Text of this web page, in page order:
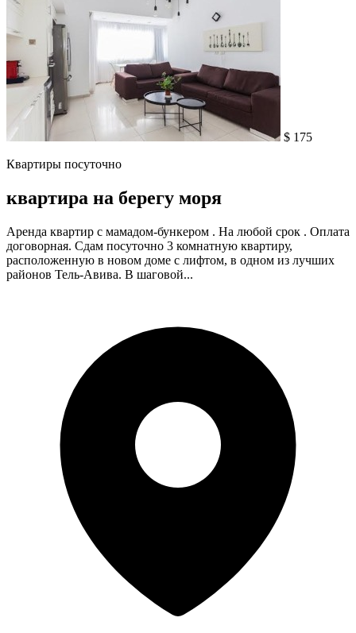
$ 175
Квартиры посуточно
квартира на берегу моря
Аренда квартир с мамадом-бункером . На любой срок . Оплата
договорная. Сдам посуточно 3 комнатную квартиру,
расположенную в новом доме с лифтом, в одном из лучших
районов Тель-Авива. В шаговой...